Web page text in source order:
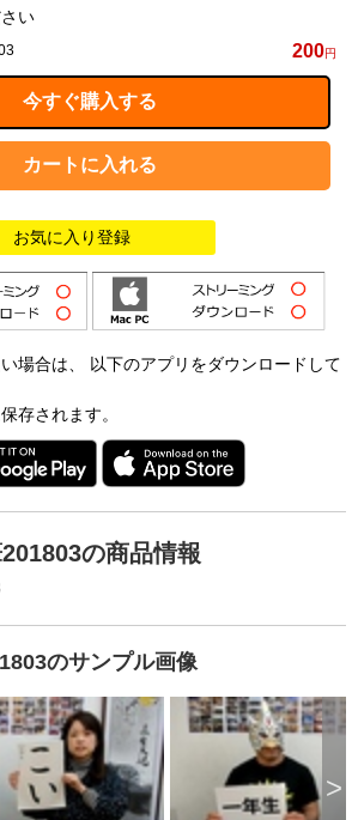
い
200円
お気に入り登録
場合は、 以下のアプリをダウンロードして
存されます。
の商品情報
のサンプル画像
>